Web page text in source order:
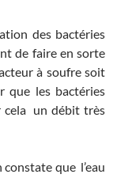
des bactéries
de faire en sorte
à soufre soit
que les bactéries
cela un débit très
que l’eau